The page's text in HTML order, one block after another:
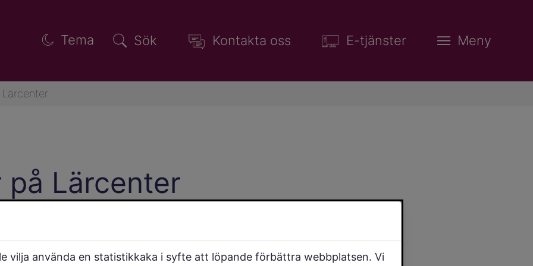
Tema Sök Kontakta oss E-tjänster Meny
Lärcenter
vilja använda en statistikkaka i syfte att löpande förbättra webbplatsen. Vi